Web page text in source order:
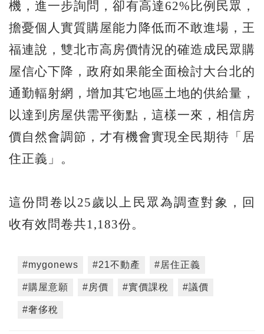
機，進一步詢問，卻有高達62%比例民眾，
擔憂個人實質購屋能力降低而不敢進場，王
福連說，雙北市高房價情況的確造成民眾購
屋信心下降，政府如果能全面檢討大台北的
通勤輻射網，增加其它地區土地的供給量，
以達到房屋供需平衡點，這樣一來，相信房
價自然會調節，才有機會實現全民期待「居
住正義」。
這份問卷以25歲以上民眾為調查對象，回
收有效問卷共1,183份。
#mygonews #21不動產 #居住正義
#購屋意願 #房價 #實價課稅 #議價
#奢侈稅